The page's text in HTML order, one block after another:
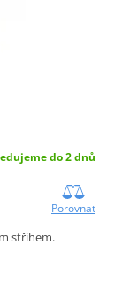
do 2 dnů
Porovnat
střihem.